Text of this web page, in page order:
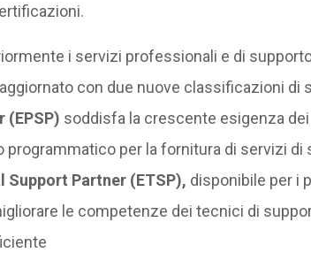
i servizi professionali e di supporto
con due nuove classificazioni di
(EPSP) soddisfa la crescente esigenza
programmatico per la fornitura di servizi di
Support Partner (ETSP), disponibile per i
le competenze dei tecnici di